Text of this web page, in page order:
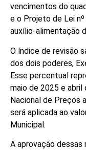
vencimentos do
e o Projeto de Lei
auxílio-alimentação
O índice de revisão
dos dois poderes,
Esse percentual
maio de 2025 e abril
Nacional de Preços
será aplicada ao
Municipal.
A aprovação